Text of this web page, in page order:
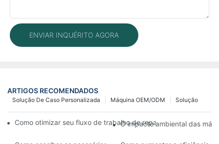
ENVIAR INQUÉRITO AGORA
ARTIGOS RECOMENDADOS
Solução
Máquina OEM/ODM
Solução De Caso Personalizada
Como otimizar seu fluxo de trabalho de reparo de celulares
O impacto ambiental das